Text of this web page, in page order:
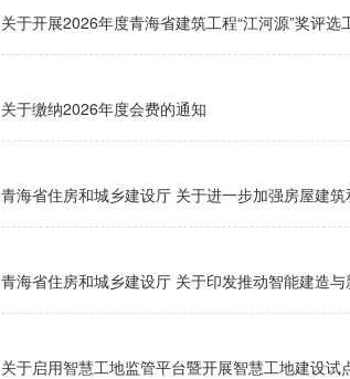
关于开展2026年度青海省建筑工程“江河源”奖评选
关于缴纳2026年度会费的通知
青海省住房和城乡建设厅 关于进一步加强房屋建
青海省住房和城乡建设厅 关于印发推动智能建造
关于启用智慧工地监管平台暨开展智慧工地建设试